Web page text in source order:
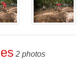
2 photos